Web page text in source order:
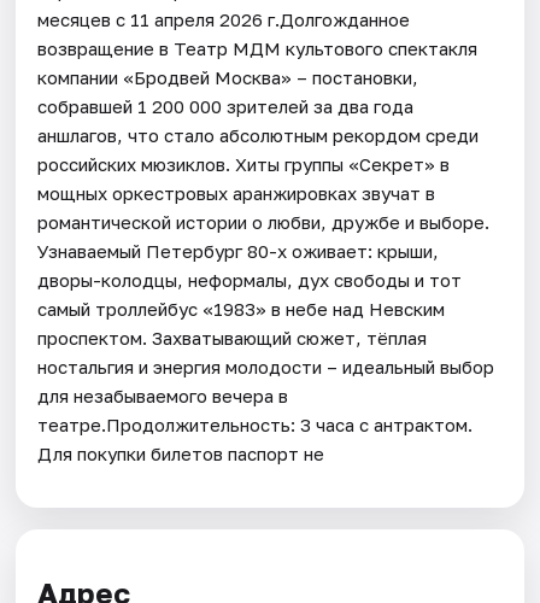
месяцев с 11 апреля 2026 г.Долгожданное
возвращение в Театр МДМ культового спектакля
компании «Бродвей Москва» – постановки,
собравшей 1 200 000 зрителей за два года
аншлагов, что стало абсолютным рекордом среди
российских мюзиклов. Хиты группы «Секрет» в
мощных оркестровых аранжировках звучат в
романтической истории о любви, дружбе и выборе.
Узнаваемый Петербург 80-х оживает: крыши,
дворы-колодцы, неформалы, дух свободы и тот
самый троллейбус «1983» в небе над Невским
проспектом. Захватывающий сюжет, тёплая
ностальгия и энергия молодости – идеальный выбор
для незабываемого вечера в
театре.Продолжительность: 3 часа с антрактом.
Для покупки билетов паспорт не
Адрес